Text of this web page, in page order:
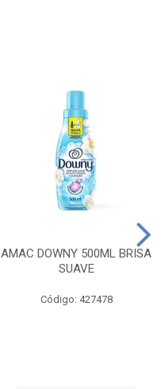
AMAC DOWNY 500ML BRISA
SUAVE
Código: 427478